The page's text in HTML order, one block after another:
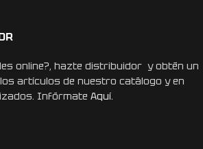
online?, hazte distribuidor y obtén un
artículos de nuestro catálogo y en
Infórmate Aquí.